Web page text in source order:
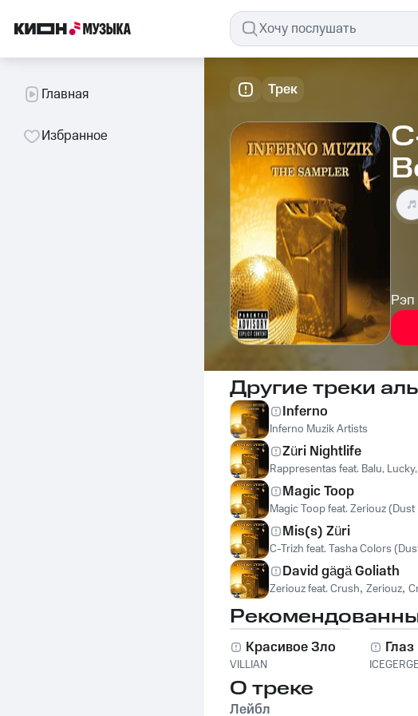
Главная
Избранное
Трек
-
Рэп
Другие треки
Inferno
Inferno Muzik Artists
Züri Nightlife
Rappresentas feat. Balu,
Magic Toop
Magic Toop feat. Zeriouz (Dust
Mis(s) Züri
C-Trizh feat. Tasha Colors
David gägä Goliath
Zeriouz feat. Crush, Zeriouz,
Красивое Зло
VILLIAN
О треке
Лейбл